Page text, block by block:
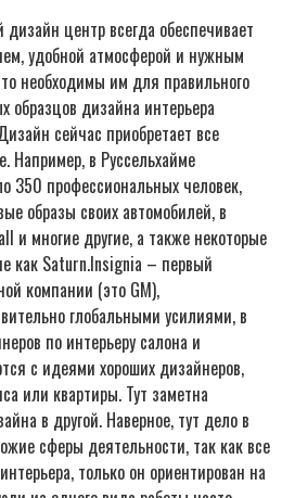
центр всегда обеспечивает
удобной атмосферой и нужным
необходимы им для правильного
образцов дизайна интерьера
сейчас приобретает все
Например, в Руссельхайме
350 профессиональных человек,
образы своих автомобилей, в
и многие другие, а также некоторые
как Saturn.Insignia – первый
компании (это GM),
глобальными усилиями, в
по интерьеру салона и
с идеями хороших дизайнеров,
или квартиры. Тут заметна
в другой. Наверное, тут дело в
сферы деятельности, так как все
только он ориентирован на